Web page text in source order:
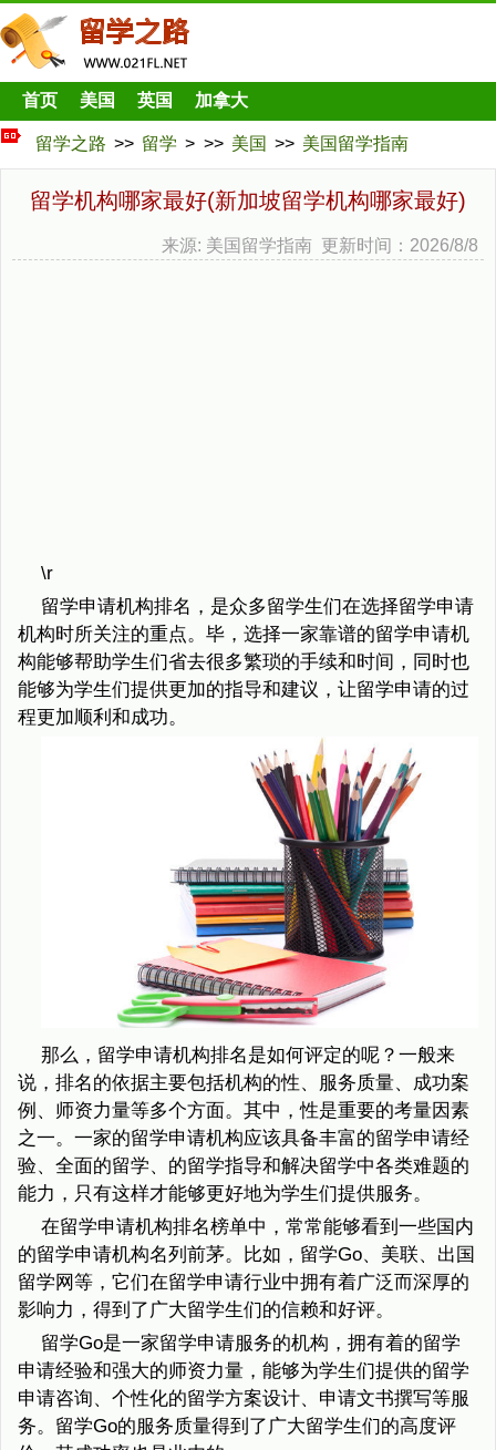
首页 美国 英国 加拿大
留学之路 >> 留学 > >> 美国 >> 美国留学指南
留学机构哪家最好(新加坡留学机构哪家最好)
来源: 美国留学指南 更新时间：2026/8/8
\r
留学申请机构排名，是众多留学生们在选择留学申请
机构时所关注的重点。毕，选择一家靠谱的留学申请机
构能够帮助学生们省去很多繁琐的手续和时间，同时也
能够为学生们提供更加的指导和建议，让留学申请的过
程更加顺利和成功。
那么，留学申请机构排名是如何评定的呢？一般来
说，排名的依据主要包括机构的性、服务质量、成功案
例、师资力量等多个方面。其中，性是重要的考量因素
之一。一家的留学申请机构应该具备丰富的留学申请经
验、全面的留学、的留学指导和解决留学中各类难题的
能力，只有这样才能够更好地为学生们提供服务。
在留学申请机构排名榜单中，常常能够看到一些国内
的留学申请机构名列前茅。比如，留学Go、美联、出国
留学网等，它们在留学申请行业中拥有着广泛而深厚的
影响力，得到了广大留学生们的信赖和好评。
留学Go是一家留学申请服务的机构，拥有着的留学
申请经验和强大的师资力量，能够为学生们提供的留学
申请咨询、个性化的留学方案设计、申请文书撰写等服
务。留学Go的服务质量得到了广大留学生们的高度评